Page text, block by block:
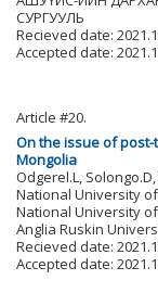
СУРГУУЛЬ
Recieved date:
Accepted date:
Article #20.
On the issue of
Mongolia
Odgerel.L,
National University
National University
Anglia Ruskin
Recieved date:
Accepted date: